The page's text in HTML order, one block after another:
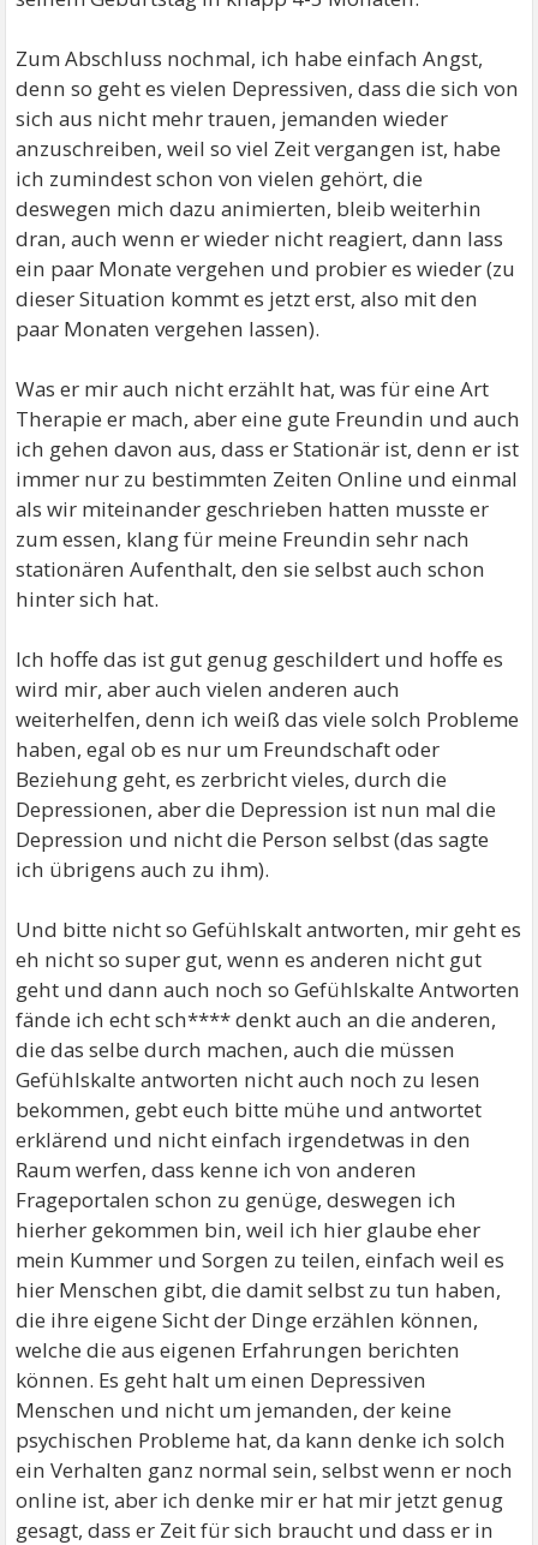
Zum Abschluss nochmal, ich habe einfach Angst,
denn so geht es vielen Depressiven, dass die sich von
sich aus nicht mehr trauen, jemanden wieder
anzuschreiben, weil so viel Zeit vergangen ist, habe
ich zumindest schon von vielen gehört, die
deswegen mich dazu animierten, bleib weiterhin
dran, auch wenn er wieder nicht reagiert, dann lass
ein paar Monate vergehen und probier es wieder (zu
dieser Situation kommt es jetzt erst, also mit den
paar Monaten vergehen lassen).
Was er mir auch nicht erzählt hat, was für eine Art
Therapie er mach, aber eine gute Freundin und auch
ich gehen davon aus, dass er Stationär ist, denn er ist
immer nur zu bestimmten Zeiten Online und einmal
als wir miteinander geschrieben hatten musste er
zum essen, klang für meine Freundin sehr nach
stationären Aufenthalt, den sie selbst auch schon
hinter sich hat.
Ich hoffe das ist gut genug geschildert und hoffe es
wird mir, aber auch vielen anderen auch
weiterhelfen, denn ich weiß das viele solch Probleme
haben, egal ob es nur um Freundschaft oder
Beziehung geht, es zerbricht vieles, durch die
Depressionen, aber die Depression ist nun mal die
Depression und nicht die Person selbst (das sagte
ich übrigens auch zu ihm).
Und bitte nicht so Gefühlskalt antworten, mir geht es
eh nicht so super gut, wenn es anderen nicht gut
geht und dann auch noch so Gefühlskalte Antworten
fände ich echt sch**** denkt auch an die anderen,
die das selbe durch machen, auch die müssen
Gefühlskalte antworten nicht auch noch zu lesen
bekommen, gebt euch bitte mühe und antwortet
erklärend und nicht einfach irgendetwas in den
Raum werfen, dass kenne ich von anderen
Frageportalen schon zu genüge, deswegen ich
hierher gekommen bin, weil ich hier glaube eher
mein Kummer und Sorgen zu teilen, einfach weil es
hier Menschen gibt, die damit selbst zu tun haben,
die ihre eigene Sicht der Dinge erzählen können,
welche die aus eigenen Erfahrungen berichten
können. Es geht halt um einen Depressiven
Menschen und nicht um jemanden, der keine
psychischen Probleme hat, da kann denke ich solch
ein Verhalten ganz normal sein, selbst wenn er noch
online ist, aber ich denke mir er hat mir jetzt genug
gesagt, dass er Zeit für sich braucht und dass er in